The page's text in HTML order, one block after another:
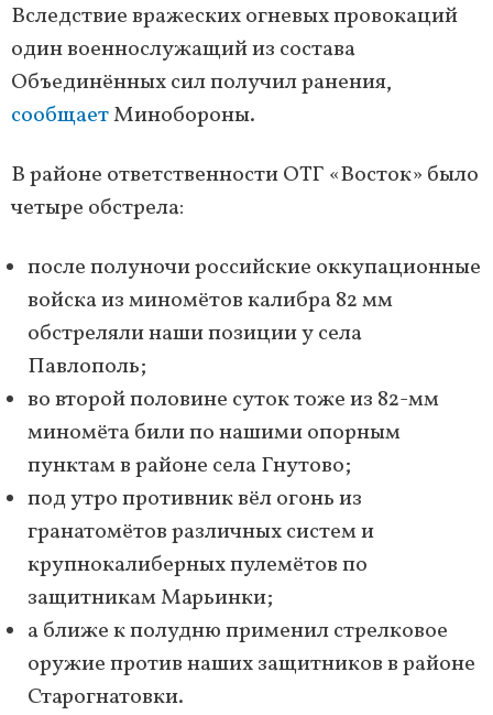
Вследствие вражеских огневых провокаций
один военнослужащий из состава
Объединённых сил получил ранения,
сообщаетМинобороны.
В районе ответственности ОТГ «Восток» было
четыре обстрела:
после полуночи российские оккупационные
войска из миномётов калибра 82 мм
обстреляли наши позиции у села
Павлополь;
во второй половине суток тоже из 82-мм
миномёта били по нашими опорным
пунктам в районе села Гнутово;
под утро противник вёл огонь из
гранатомётов различных систем и
крупнокалиберных пулемётов по
защитникам Марьинки;
а ближе к полудню применил стрелковое
оружие против наших защитников в районе
Старогнатовки.